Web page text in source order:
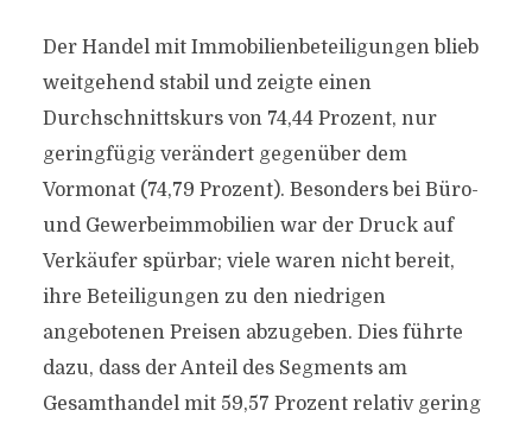
Der Handel mit Immobilienbeteiligungen blieb
weitgehend stabil und zeigte einen
Durchschnittskurs von 74,44 Prozent, nur
geringfügig verändert gegenüber dem
Vormonat (74,79 Prozent). Besonders bei Büro-
und Gewerbeimmobilien war der Druck auf
Verkäufer spürbar; viele waren nicht bereit,
ihre Beteiligungen zu den niedrigen
angebotenen Preisen abzugeben. Dies führte
dazu, dass der Anteil des Segments am
Gesamthandel mit 59,57 Prozent relativ gering